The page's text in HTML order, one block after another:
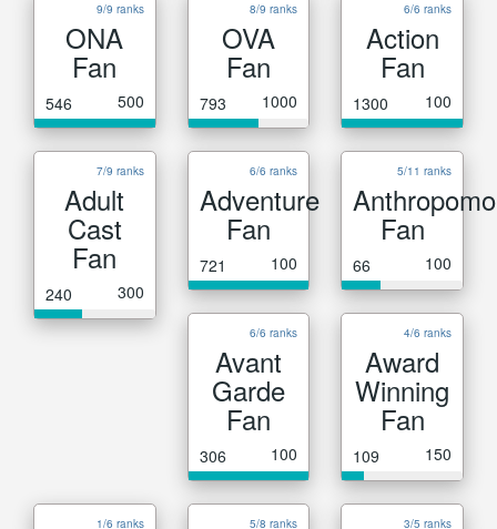
9/9 ranks
ONA
Fan
546 500
8/9 ranks
OVA
Fan
793 1000
6/6 ranks
Action
Fan
1300 100
7/9 ranks
Adult
Cast
Fan
240 300
6/6 ranks
Adventure
Fan
721 100
5/11 ranks
Fan
66 100
6/6 ranks
Avant
Garde
Fan
306 100
4/6 ranks
Award
Winning
Fan
109 150
1/6 ranks 5/8 ranks 3/5 ranks